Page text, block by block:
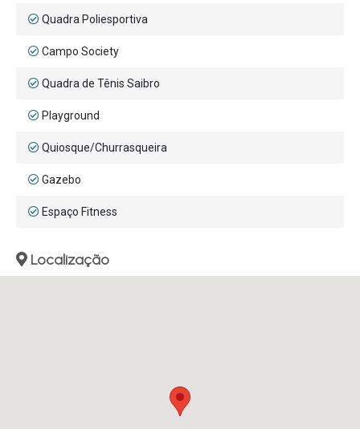
Quadra Poliesportiva
Campo Society
Quadra de Tênis Saibro
Playground
Quiosque/Churrasqueira
Gazebo
Espaço Fitness
Localização